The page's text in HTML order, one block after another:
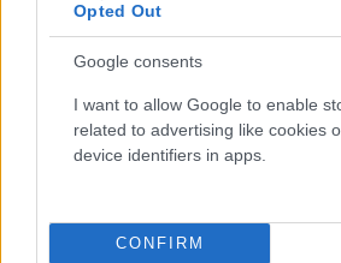
Opted Out
Google consents
I want to allow Google to enable
related to advertising like cookies
device identifiers in apps.
CONFIRM
του Ιουνίου τους 33 με 35, στην
νησιωτική χώρα τους 28 με 30
Κρήτη και τα Δωδεκάνησα τους
Κελσίου.
Γενικά αίθριος καιρός με λίγες